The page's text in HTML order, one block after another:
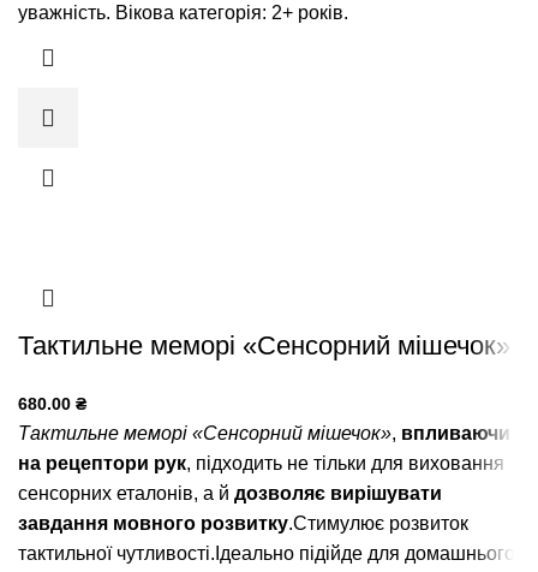
уважність. Вікова категорія: 2+ років.
Тактильне меморі «Сенсорний мішечок»
680.00 ₴
Тактильне меморі «Сенсорний мішечок», впливаючи
на рецептори рук, підходить не тільки для виховання
сенсорних еталонів, а й дозволяє вирішувати
завдання мовного розвитку.Стимулює розвиток
тактильної чутливості.Ідеально підійде для домашнього